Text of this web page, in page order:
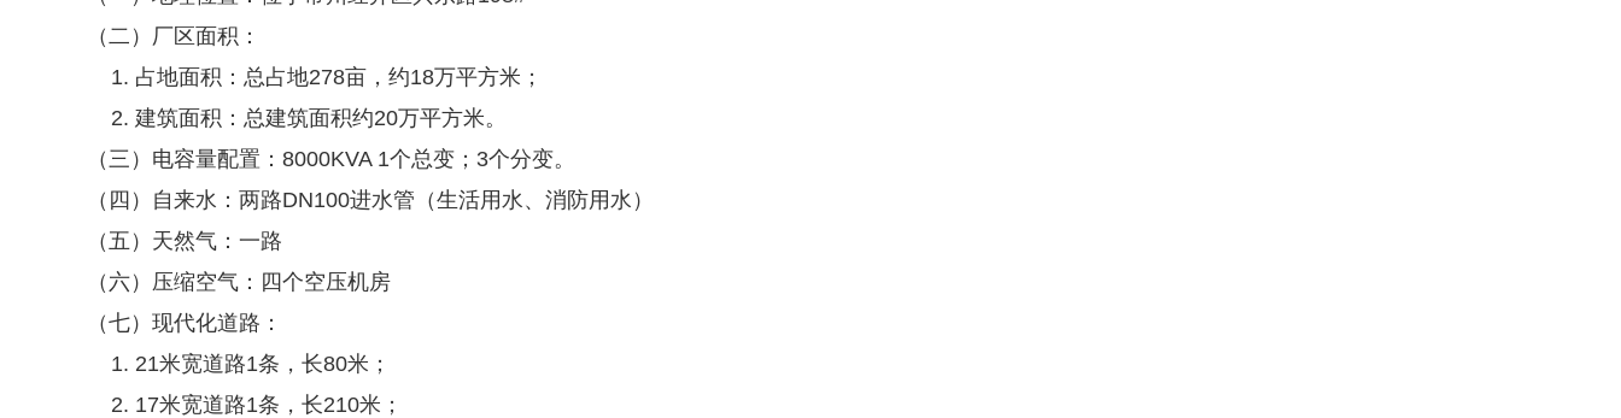
（二）厂区面积：
占地面积：总占地278亩，约18万平方米；
建筑面积：总建筑面积约20万平方米。
（三）电容量配置：8000KVA 1个总变；3个分变。
（四）自来水：两路DN100进水管（生活用水、消防用水）
（五）天然气：一路
（六）压缩空气：四个空压机房
（七）现代化道路：
21米宽道路1条，长80米；
17米宽道路1条，长210米；